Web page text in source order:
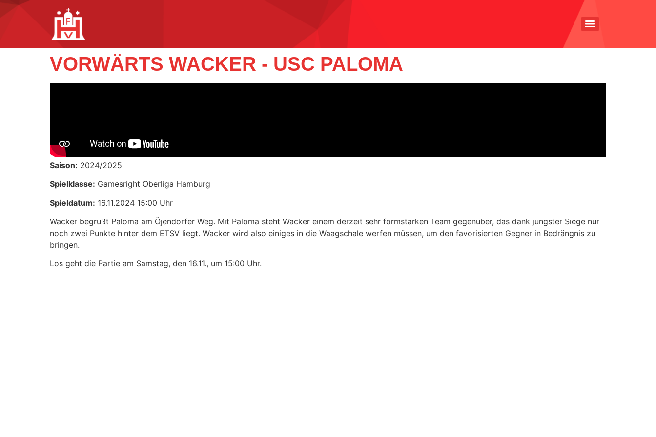
VORWÄRTS WACKER - USC PALOMA
Saison: 2024/2025
Spielklasse: Gamesright Oberliga Hamburg
Spieldatum: 16.11.2024 15:00 Uhr
Wacker begrüßt Paloma am Öjendorfer Weg. Mit Paloma steht Wacker einem derzeit sehr formstarken Team gegenüber, das dank jüngster Siege nur
noch zwei Punkte hinter dem ETSV liegt. Wacker wird also einiges in die Waagschale werfen müssen, um den favorisierten Gegner in Bedrängnis zu
bringen.
Los geht die Partie am Samstag, den 16.11., um 15:00 Uhr.